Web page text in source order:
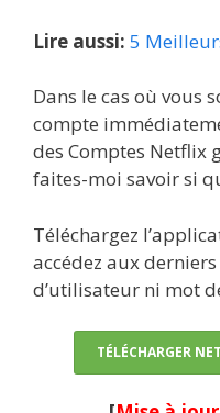
Lire aussi: 5
Dans le cas où vous
compte
des Comptes Netflix
faites-moi savoir si
Téléchargez
accédez aux
d’utilisateur ni mot
TÉLÉCHARGER